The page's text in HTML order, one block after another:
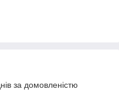
за домовленістю